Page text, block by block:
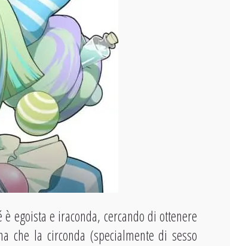
egoista e iraconda, cercando di ottenere
che la circonda (specialmente di sesso